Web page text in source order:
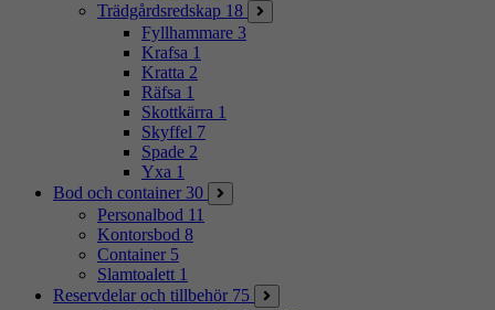
Trädgårdsredskap 18
Fyllhammare 3
Krafsa 1
Kratta 2
Räfsa 1
Skottkärra 1
Skyffel 7
Spade 2
Yxa 1
Bod och container 30
Personalbod 11
Kontorsbod 8
Container 5
Slamtoalett 1
Reservdelar och tillbehör 75